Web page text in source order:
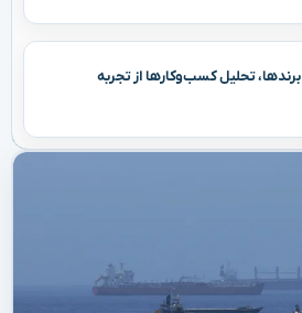
تحلیل کسب‌وکارها از تجربه